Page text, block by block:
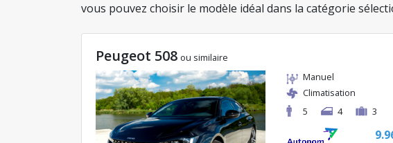
vous pouvez choisir le modèle idéal dans la catégorie
Peugeot 508 ou similaire
Manuel
Climatisation
5
4 3